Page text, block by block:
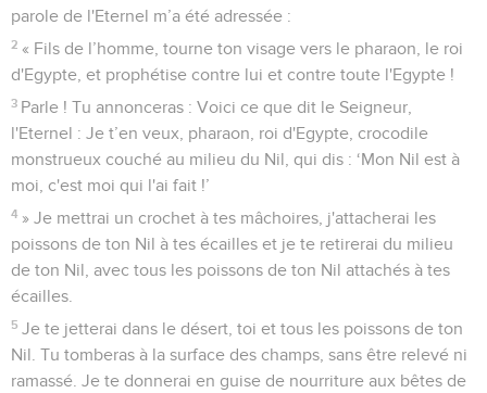
parole de l'Eternel m’a été adressée :
2 « Fils de l’homme, tourne ton visage vers le pharaon, le roi
d'Egypte, et prophétise contre lui et contre toute l'Egypte !
3 Parle ! Tu annonceras : Voici ce que dit le Seigneur,
l'Eternel : Je t’en veux, pharaon, roi d'Egypte, crocodile
monstrueux couché au milieu du Nil, qui dis : ‘Mon Nil est à
moi, c'est moi qui l'ai fait !’
4 » Je mettrai un crochet à tes mâchoires, j'attacherai les
poissons de ton Nil à tes écailles et je te retirerai du milieu
de ton Nil, avec tous les poissons de ton Nil attachés à tes
écailles.
5 Je te jetterai dans le désert, toi et tous les poissons de ton
Nil. Tu tomberas à la surface des champs, sans être relevé ni
ramassé. Je te donnerai en guise de nourriture aux bêtes de